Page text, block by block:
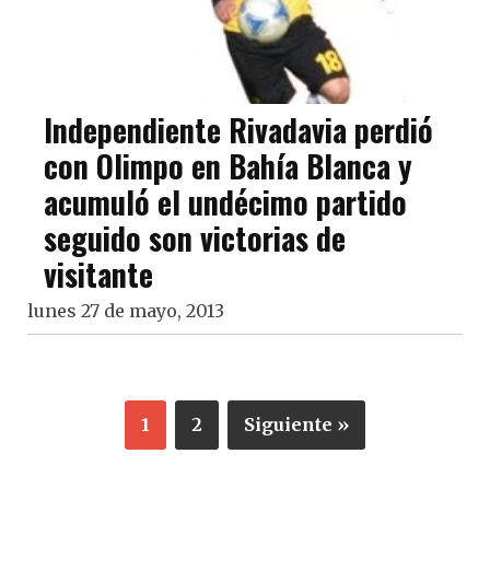
Independiente Rivadavia perdió
con Olimpo en Bahía Blanca y
acumuló el undécimo partido
seguido son victorias de
visitante
lunes 27 de mayo, 2013
1 2 Siguiente »